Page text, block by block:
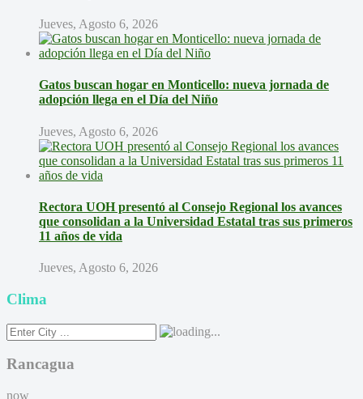
Jueves, Agosto 6, 2026
Gatos buscan hogar en Monticello: nueva jornada de
adopción llega en el Día del Niño
Jueves, Agosto 6, 2026
Rectora UOH presentó al Consejo Regional los avances
que consolidan a la Universidad Estatal tras sus primeros
11 años de vida
Jueves, Agosto 6, 2026
Clima
Rancagua
now